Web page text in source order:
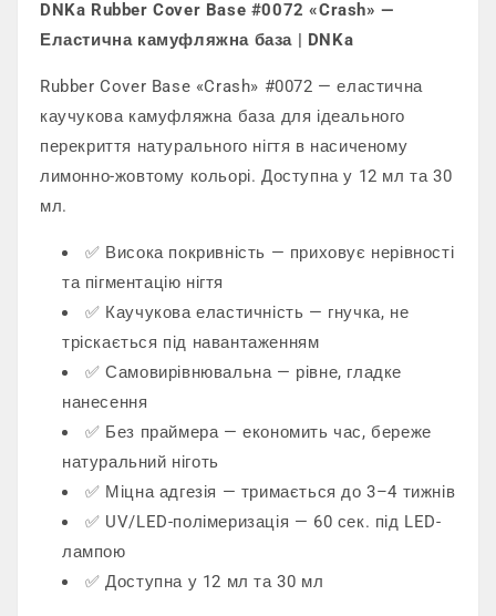
DNKa Rubber Cover Base #0072 «Crash» —
Еластична камуфляжна база | DNKa
Rubber Cover Base «Crash» #0072 — еластична
каучукова камуфляжна база для ідеального
перекриття натурального нігтя в насиченому
лимонно-жовтому кольорі. Доступна у 12 мл та 30
мл.
✅ Висока покривність — приховує нерівності
та пігментацію нігтя
✅ Каучукова еластичність — гнучка, не
тріскається під навантаженням
✅ Самовирівнювальна — рівне, гладке
нанесення
✅ Без праймера — економить час, береже
натуральний ніготь
✅ Міцна адгезія — тримається до 3–4 тижнів
✅ UV/LED-полімеризація — 60 сек. під LED-
лампою
✅ Доступна у 12 мл та 30 мл